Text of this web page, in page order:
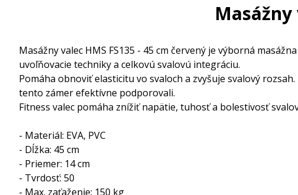
Masážny
Masážny valec HMS FS135 - 45 cm červený je výborná
uvoľňovacie techniky a celkovú svalovú integráciu.
Pomáha obnoviť elasticitu vo svaloch a zvyšuje svalový
tento zámer efektívne podporovali.
Fitness valec pomáha znížiť napätie, tuhosť a bolestivosť
- Materiál: EVA, PVC
- Dĺžka: 45 cm
- Priemer: 14 cm
- Tvrdosť: 50
- Max. zaťaženie: 150 kg